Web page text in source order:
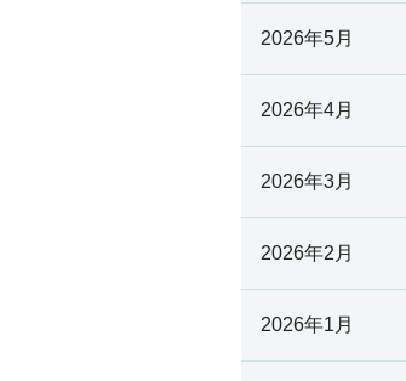
2026年5月
2026年4月
2026年3月
2026年2月
2026年1月